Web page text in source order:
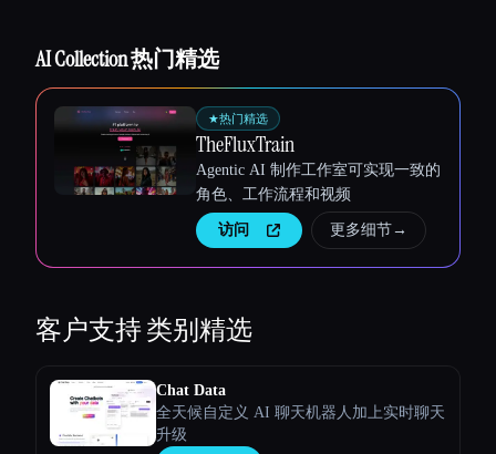
AI Collection 热门精选
★热门精选
TheFluxTrain
Agentic AI 制作工作室可实现一致的
角色、工作流程和视频
访问 更多细节→
客户支持类别精选
Chat Data
全天候自定义 AI 聊天机器人加上实时聊天
升级